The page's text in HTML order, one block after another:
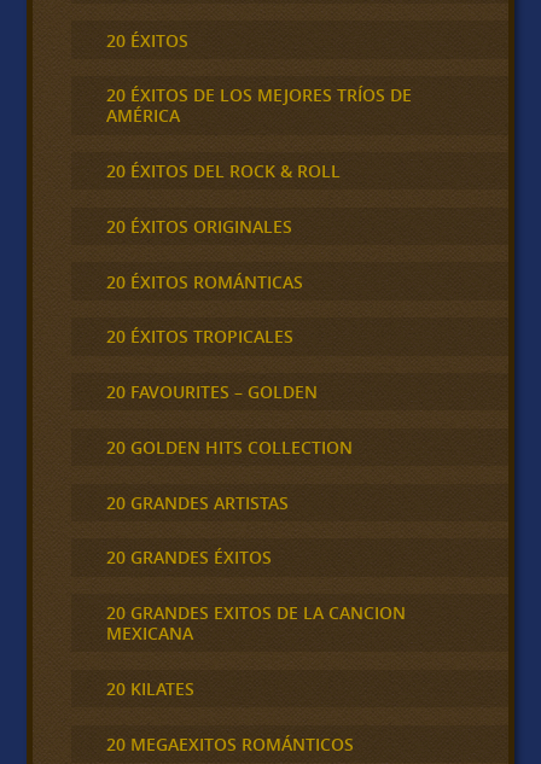
20 ÉXITOS
20 ÉXITOS DE LOS MEJORES TRÍOS DE
AMÉRICA
20 ÉXITOS DEL ROCK & ROLL
20 ÉXITOS ORIGINALES
20 ÉXITOS ROMÁNTICAS
20 ÉXITOS TROPICALES
20 FAVOURITES – GOLDEN
20 GOLDEN HITS COLLECTION
20 GRANDES ARTISTAS
20 GRANDES ÉXITOS
20 GRANDES EXITOS DE LA CANCION
MEXICANA
20 KILATES
20 MEGAEXITOS ROMÁNTICOS